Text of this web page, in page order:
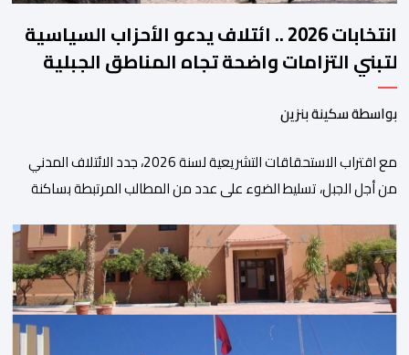
انتخابات 2026 .. ائتلاف يدعو الأحزاب السياسية
لتبني التزامات واضحة تجاه المناطق الجبلية
بواسطة سكينة بنزين
مع اقتراب الاستحقاقات التشريعية لسنة 2026، جدد الائتلاف المدني
من أجل الجبل، تسليط الضوء على عدد من المطالب المرتبطة بساكنة
فيها الأحزاب السياسية، إلى ادراج 10 التزامات ضمن برامجها الانتخابية
المنتظرة، في إطار تعاقد سياسي مع المناطق الجبلية والانتقال من
الوعود الانتخابية إلى التزامات عملية […]